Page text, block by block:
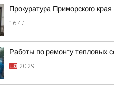
Прокуратура Приморского
16:47
Работы по ремонту тепловых
20:29